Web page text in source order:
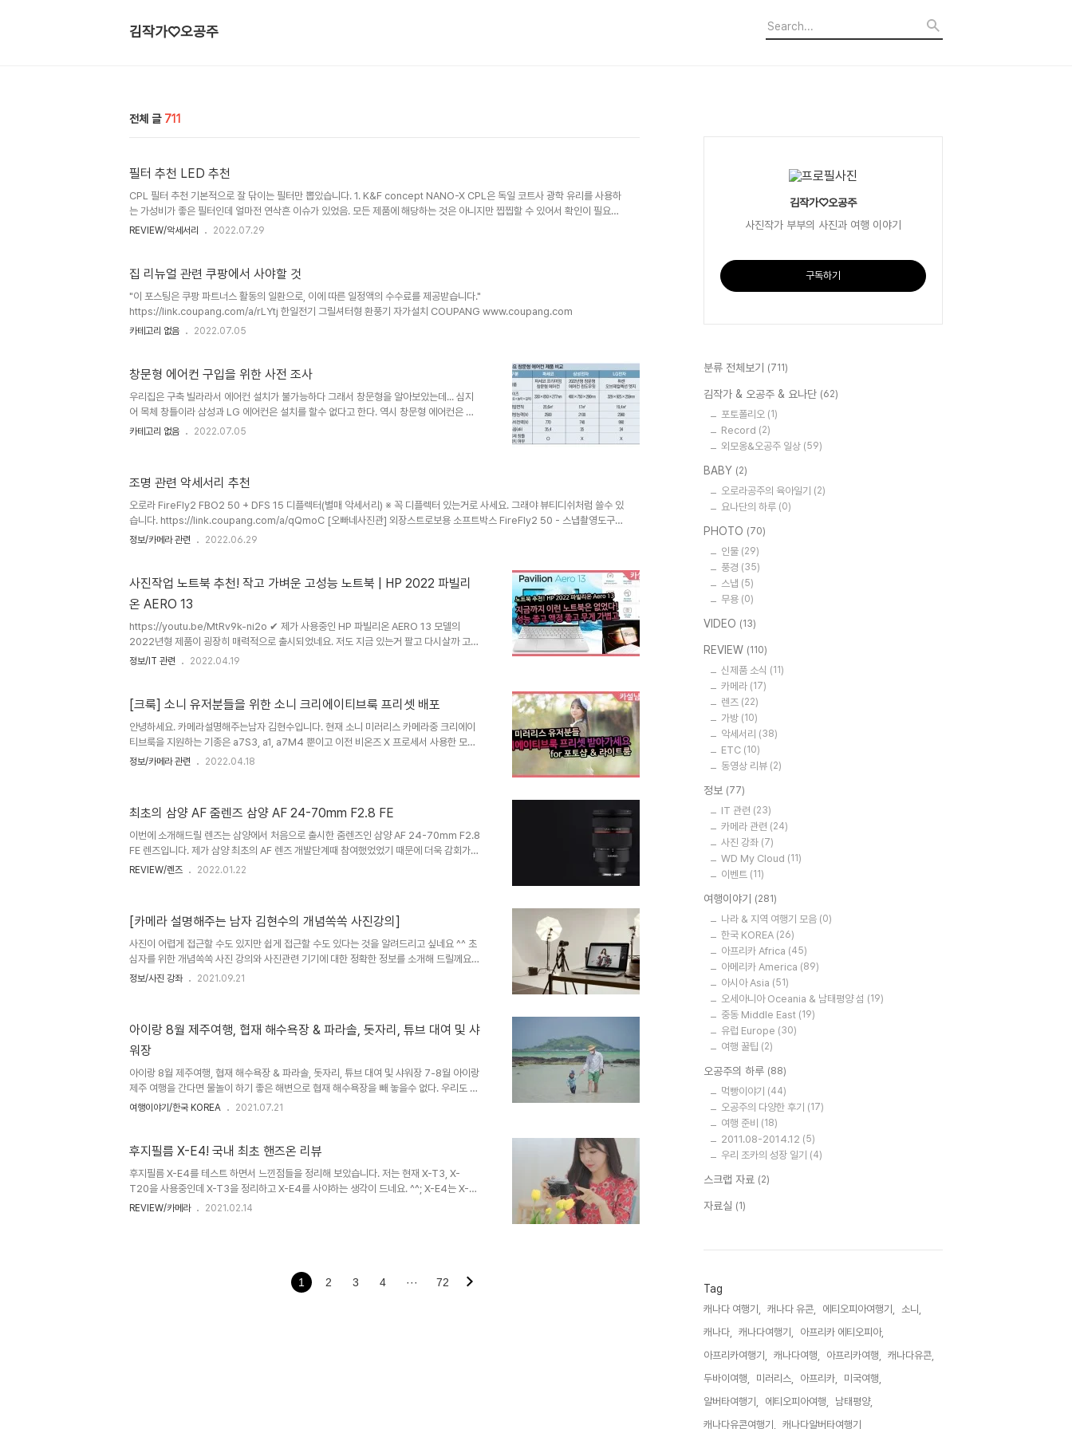
김작가♡오공주
전체 글 711
필터 추천 LED 추천
CPL 필터 추천 기본적으로 잘 닦이는 필터만 뽑았습니다. 1. K&F concept NANO-X CPL은 독일 코트사 광학 유리를 사용하
는 가성비가 좋은 필터인데 얼마전 연삭흔 이슈가 있었음. 모든 제품에 해당하는 것은 아니지만 찝찝할 수 있어서 확인이 필요함.
그래도 4만원 선에서는 이게 좋음 2. 호야 퓨전 안티스타틱 CPL 필터와 켄코 REALPRO CPL 필터를 비교하면 호야 퓨전 안티
확실히 라인업상 좀 더 고급 필터라 할 수 있음. 그..
REVIEW/악세서리 2022.07.29
집 리뉴얼 관련 쿠팡에서 사야할 것
"이 포스팅은 쿠팡 파트너스 활동의 일환으로, 이에 따른 일정액의 수수료를 제공받습니다."
https://link.coupang.com/a/rLYtj 한일전기 그릴셔터형 환풍기 자가설치 COUPANG www.coupang.com
카테고리 없음 2022.07.05
창문형 에어컨 구입을 위한 사전 조사
우리집은 구축 빌라라서 에어컨 설치가 불가능하다 그래서 창문형을 알아보았는데... 심지
어 목체 창틀이라 삼성과 LG 에어컨은 설치를 할수 없다고 한다. 역시 창문형 에어컨은 파
세코인가 보다 제가 구입모델은 [파세코 프리미엄 창문형 에어컨 패브릭실버 PWA-
수수료를 제공받습니다."
카테고리 없음 2022.07.05
조명 관련 악세서리 추천
오로라 FireFly2 FBO2 50 + DFS 15 디플렉터(별매 악세서리) ※ 꼭 디플렉터 있는거로 사세요. 그래야 뷰티디쉬처럼 쓸수 있
습니다. https://link.coupang.com/a/qQmoC [오빠네사진관] 외장스트로보용 소프트박스 FireFly2 50 - 스냅촬영도구
인물사진도구 출장사진도 COUPANG www.coupang.com 오로라 반사판 120cm (실버-화이트)
0.95kg, 최대 높이 2.05m) ht..
정보/카메라 관련 2022.06.29
사진작업 노트북 추천! 작고 가벼운 고성능 노트북 | HP 2022 파빌리
온 AERO 13
https://youtu.be/MtRv9k-ni2o ✔ 제가 사용중인 HP 파빌리온 AERO 13 모델의
2022년형 제품이 굉장히 매력적으로 출시되었네요. 저도 지금 있는거 팔고 다시살까 고민
중 T.T ▶ 5825U 모델 상품 링크 - https://link.coupang.com/a/maIBE AMD
어 12스레드) | 16GB RAM | 256 SSD | 100% sRGB | 400Nit | 970g ✔ 아래 링크
정보/IT 관련 2022.04.19
[크룩] 소니 유저분들을 위한 소니 크리에이티브룩 프리셋 배포
안녕하세요. 카메라설명해주는남자 김현수입니다. 현재 소니 미러리스 카메라중 크리에이
티브룩을 지원하는 기종은 a7S3, a1, a7M4 뿐이고 이전 비온즈 X 프로세서 사용한 모델
에는 펌웨어 업데이트로 지원될 가능성이 0% 이기 때문에 어도비에서 제공하는 카메라 프
인해주세요. 여러분의 구독, 좋아요, 댓글은 저에게 큰 힘이됩니다. a7S3, a1, a7M4 은 원
래 크룩 프리셋이 제공되는 기종이기 때문에 후지 필름시뮬레이션만 추가했습니다. 파일 암
호는 유..
정보/카메라 관련 2022.04.18
최초의 삼양 AF 줌렌즈 삼양 AF 24-70mm F2.8 FE
이번에 소개해드릴 렌즈는 삼양에서 처음으로 출시한 줌렌즈인 삼양 AF 24-70mm F2.8
FE 렌즈입니다. 제가 삼양 최초의 AF 렌즈 개발단계때 참여했었었기 때문에 더욱 감회가
새로운데요. ^^ 삼양에서 야심차게 출시한 렌즈인 것에 비해 쌩뚱맞게 브이로그 영상만 있
와 탐론 2875 렌즈인데 많이 사용되는 렌즈이기 때문에 참고삼아 보시면 되겠습니다.
https://youtu.be/ZgOJsllO32Y 외형적인 면에서 소니 FE 24-70mm F2...
REVIEW/렌즈 2022.01.22
[카메라 설명해주는 남자 김현수의 개념쏙쏙 사진강의]
사진이 어렵게 접근할 수도 있지만 쉽게 접근할 수도 있다는 것을 알려드리고 싶네요 ^^ 초
심자를 위한 개념쏙쏙 사진 강의와 사진관련 기기에 대한 정확한 정보를 소개해 드릴께요!
여러분의 댓글과 좋아요가 저에게 큰 힘이 됩니다 ^^ 카설남 채널 많은 응원 부탁드립니다!
https://youtu.be/nz5gPLdC48E [카설남] 카메라의 노출 모드! 고수는 M 모드를 쓰지
않는다? [개념쏙쏙 사진강의] 카메라는 P/A/S/M의 다양한 노출 모드를 지원하..
정보/사진 강좌 2021.09.21
아이랑 8월 제주여행, 협재 해수욕장 & 파라솔, 돗자리, 튜브 대여 및 샤
워장
아이랑 8월 제주여행, 협재 해수욕장 & 파라솔, 돗자리, 튜브 대여 및 샤워장​ 7-8월 아이랑
제주 여행을 간다면 물놀이 하기 좋은 해변으로 협재 해수욕장을 빼 놓을수 없다. 우리도 벌
써 6,7월 2번의 제주도 여행기간 동안 제주 해변으로 모래놀이를 하러 매일 낮,밤으로 갔었
일로 협재 해수욕장이 오픈하면서 안전요원들이 많아져 더 안전하게 해수욕장을 즐길 수 있
자리 20,000원 / 대형목재파라솔(탁자의자포함) 25,000원/파라솔 평..
여행이야기/한국 KOREA 2021.07.21
후지필름 X-E4! 국내 최초 핸즈온 리뷰
후지필름 X-E4를 테스트 하면서 느낀점들을 정리해 보았습니다. 저는 현재 X-T3, X-
T20을 사용중인데 X-T3을 정리하고 X-E4를 사야하는 생각이 드네요. ^^; X-E4는 X-
T4와 동일한 이미지 센서와 프로세서를 탑재하고 있고 X-E 시리즈 최초로 180도 플립되
성인 남성이 사용하기에도 충분한 그립감을 제공합니다. XF27mmF2.8 R WR 렌..
REVIEW/카메라 2021.02.14
1 2 3 4 ··· 72
김작가♡오공주
사진작가 부부의 사진과 여행 이야기
구독하기
분류 전체보기 (711)
김작가 & 오공주 & 요나단 (62)
포토폴리오 (1)
Record (2)
외모옹&오공주 일상 (59)
BABY (2)
오로라공주의 육아일기 (2)
요나단의 하루 (0)
PHOTO (70)
인물 (29)
풍경 (35)
스냅 (5)
무용 (0)
VIDEO (13)
REVIEW (110)
신제품 소식 (11)
카메라 (17)
렌즈 (22)
가방 (10)
악세서리 (38)
ETC (10)
동영상 리뷰 (2)
정보 (77)
IT 관련 (23)
카메라 관련 (24)
사진 강좌 (7)
WD My Cloud (11)
이벤트 (11)
여행이야기 (281)
나라 & 지역 여행기 모음 (0)
한국 KOREA (26)
아프리카 Africa (45)
아메리카 America (89)
아시아 Asia (51)
오세아니아 Oceania & 남태평양 섬 (19)
중동 Middle East (19)
유럽 Europe (30)
여행 꿀팁 (2)
오공주의 하루 (88)
먹빵이야기 (44)
오공주의 다양한 후기 (17)
여행 준비 (18)
2011.08-2014.12 (5)
우리 조카의 성장 일기 (4)
스크랩 자료 (2)
자료실 (1)
Tag
캐나다 여행기, 캐나다 유콘, 에티오피아여행기,
소니,
캐나다,
캐나다여행기,
아프리카 에티오피아,
아프리카여행기,
캐나다여행, 아프리카여행,
캐나다유콘,
두바이여행,
미러리스, 아프리카,
미국여행,
알버타여행기,
에티오피아여행,
남태평양,
캐나다유콘여행기,
캐나다알버타여행기,